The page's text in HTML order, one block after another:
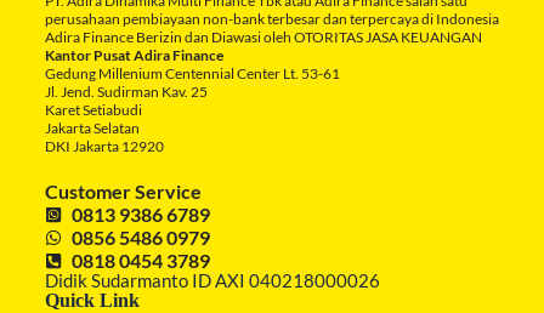
perusahaan pembiayaan non-bank terbesar dan terpercaya di Indonesia
Adira Finance Berizin dan Diawasi oleh OTORITAS JASA KEUANGAN
Kantor Pusat Adira Finance
Gedung Millenium Centennial Center Lt. 53-61
Jl. Jend. Sudirman Kav. 25
Karet Setiabudi
Jakarta Selatan
DKI Jakarta 12920
Customer Service
0813 9386 6789
0856 5486 0979
0818 0454 3789
Didik Sudarmanto ID AXI 040218000026
Quick Link